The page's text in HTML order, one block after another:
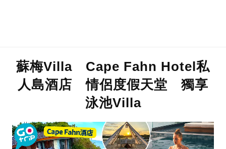
蘇梅Villa Cape Fahn Hotel私
人島酒店 情侶度假天堂 獨享
泳池Villa